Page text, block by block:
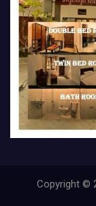
Copyright ©